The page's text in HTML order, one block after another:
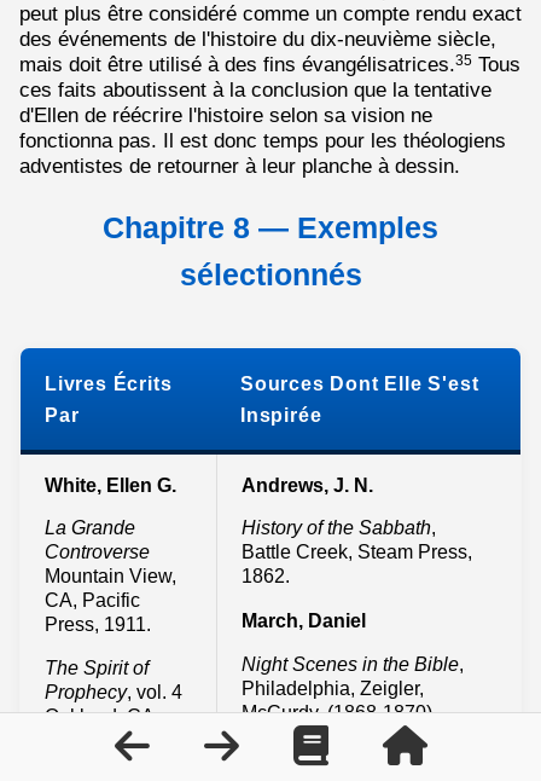
peut plus être considéré comme un compte rendu exact
des événements de l'histoire du dix-neuvième siècle,
mais doit être utilisé à des fins évangélisatrices.35 Tous
ces faits aboutissent à la conclusion que la tentative
d'Ellen de réécrire l'histoire selon sa vision ne
fonctionna pas. Il est donc temps pour les théologiens
adventistes de retourner à leur planche à dessin.
Chapitre 8 — Exemples
sélectionnés
Livres Écrits
Par
Sources Dont Elle S'est
Inspirée
White, Ellen G.
La Grande
Controverse
Mountain View,
CA, Pacific
Press, 1911.
The Spirit of
Prophecy, vol. 4
Oakland, CA,
Pacific Press,
Andrews, J. N.
History of the Sabbath,
Battle Creek, Steam Press,
1862.
March, Daniel
Night Scenes in the Bible,
Philadelphia, Zeigler,
McCurdy, (1868-1870).
Walks and Homes of Jesus